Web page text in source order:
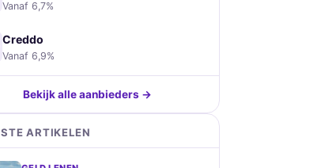
Vanaf 6,7%
Creddo
Vanaf 6,9%
Bekijk alle aanbieders →
ARTIKELEN